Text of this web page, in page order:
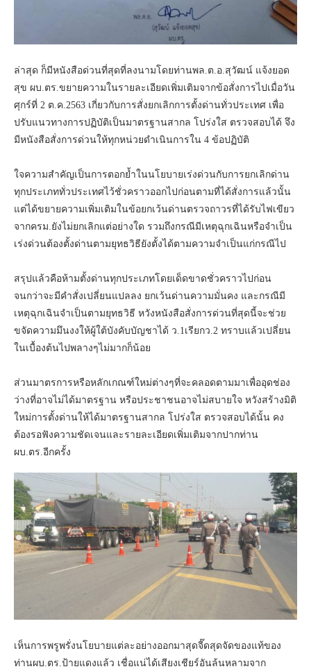
ล่าสุด ก็มีหนังสือด่วนที่สุดที่ลงนามโดยท่านพล.ต.อ.สุวัฒน์ แจ้งยอด
สุข ผบ.ตร.ขยายความในรายละเอียดเพิ่มเติมจากข้อสั่งการไปเมื่อวัน
ศุกร์ที่ 2 ต.ค.2563 เกี่ยวกับการสั่งยกเลิกการตั้งด่านทั่วประเทศ เพื่อ
ปรับแนวทางการปฏิบัติเป็นมาตรฐานสากล โปร่งใส ตรวจสอบได้ จึง
มีหนังสือสั่งการด่วนให้ทุกหน่วยดำเนินการใน 4 ข้อปฏิบัติ
ใจความสำคัญเป็นการตอกย้ำในนโยบายเร่งด่วนกับการยกเลิกด่าน
ทุกประเภททั่วประเทศไว้ชั่วคราวออกไปก่อนตามที่ได้สั่งการแล้วนั้น
แต่ได้ขยายความเพิ่มเติมในข้อยกเว้นด่านตรวจถาวรที่ได้รับไฟเขียว
จากครม.ยังไม่ยกเลิกแต่อย่างใด รวมถึงกรณีมีเหตุฉุกเฉินหรือจำเป็น
เร่งด่วนต้องตั้งด่านตามยุทธวิธียังตั้งได้ตามความจำเป็นแก่กรณีไป
สรุปแล้วคือห้ามตั้งด่านทุกประเภทโดยเด็ดขาดชั่วคราวไปก่อน
จนกว่าจะมีคำสั่งเปลี่ยนแปลลง ยกเว้นด่านความมั่นคง และกรณีมี
เหตุฉุกเฉินจำเป็นตามยุทธวิธี หวังหนังสือสั่งการด่วนที่สุดนี้จะช่วย
ขจัดความมึนงงให้ผู้ใต้บังคับบัญชาได้ ว.1เรียกว.2 ทราบแล้วเปลี่ยน
ในเบื้องต้นไปพลางๆไม่มากก็น้อย
ส่วนมาตรการหรือหลักเกณฑ์ใหม่ต่างๆที่จะคลอดตามมาเพื่ออุดช่อง
ว่างที่อาจไม่ได้มาตรฐาน หรือประชาชนอาจไม่สบายใจ หวังสร้างมิติ
ใหม่การตั้งด่านให้ได้มาตรฐานสากล โปร่งใส ตรวจสอบได้นั้น คง
ต้องรอฟังความชัดเจนและรายละเอียดเพิ่มเติมจากปากท่าน
ผบ.ตร.อีกครั้ง
เห็นการพรูพรั่งนโยบายแต่ละอย่างออกมาสุดจี๊ดสุดจัดของแท้ของ
ท่านผบ.ตร.ป้ายแดงแล้ว เชื่อแน่ได้เสียงเชียร์อันล้นหลามจาก